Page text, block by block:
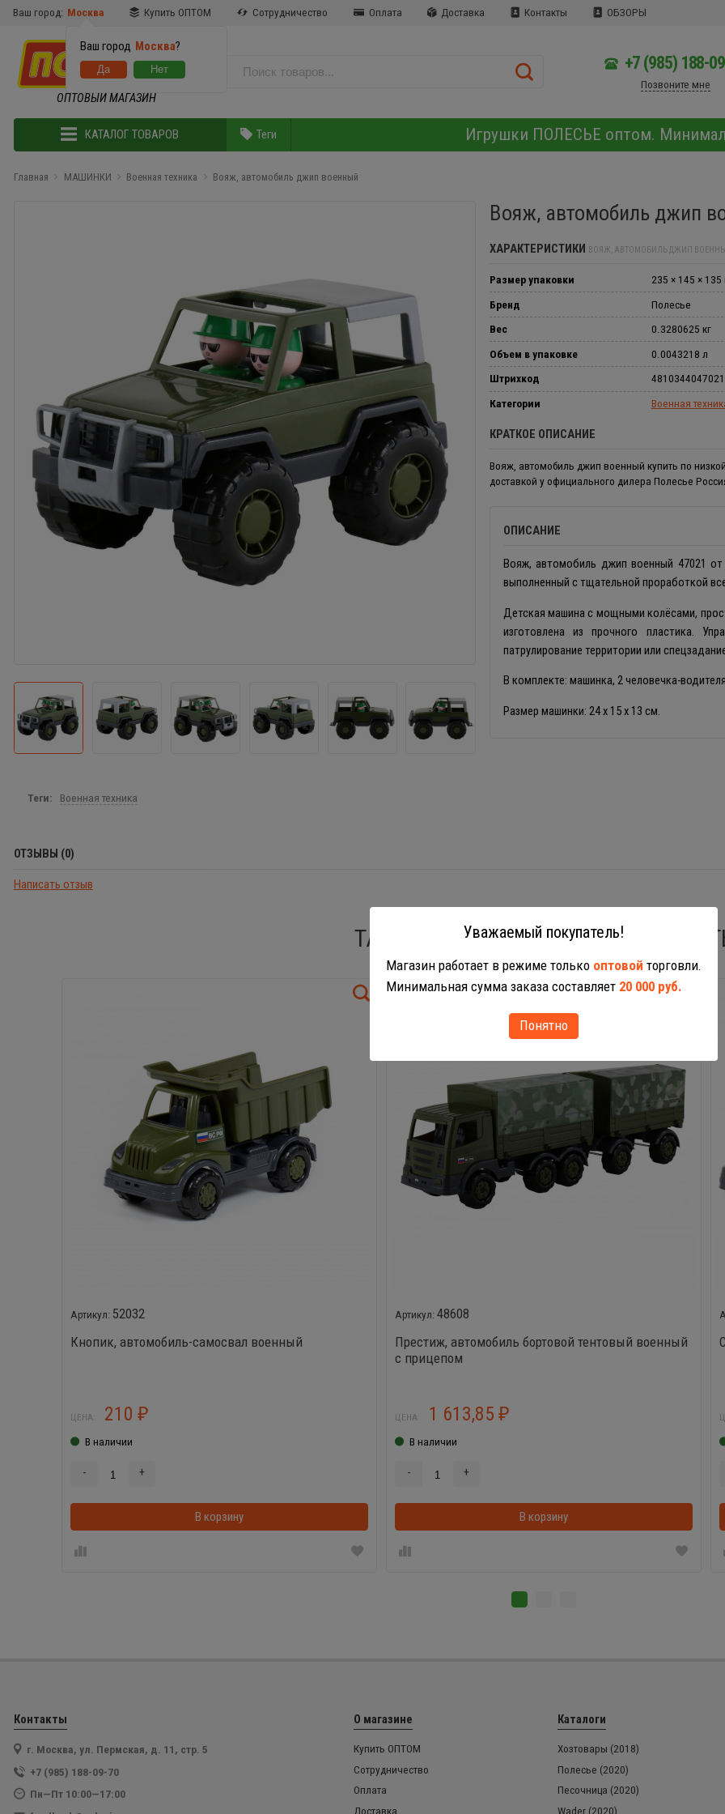
Ваш город: Москва
Ваш город Москва?
Купить ОПТОМ Сотрудничество Оплата Доставка Контакты ОБЗОРЫ
ОПТОВЫЙ МАГАЗИН
+7 (985) 188-
Позвоните мне
КАТАЛОГ ТОВАРОВ Теги Игрушки ПОЛЕСЬЕ оптом.
Главная МАШИНКИ Военная техника Вояж, автомобиль джип военный
Вояж, автомобиль джип
ХАРАКТЕРИСТИКИ ВОЯЖ, АВТОМОБИЛЬ ДЖИП
Размер упаковки
235 × 145 ×
Бренд
Полесье
Вес
0.3280625 кг
Объем в упаковке
0.0043218 л
Штрихкод
4810344047021
Категории
Военная
КРАТКОЕ ОПИСАНИЕ
Вояж, автомобиль джип военный купить по
доставкой у официального дилера Полесье
ОПИСАНИЕ
Вояж, автомобиль джип военный 47021
выполненный с тщательной проработкой
Детская машина с мощными колёсами,
изготовлена из прочного пластика.
патрулирование территории или
В комплекте: машинка, 2 человечка-
Размер машинки: 24 х 15 х 13 см.
Теги: Военная техника
ОТЗЫВЫ (0)
Написать отзыв
ТАКЖЕ ВАС МОГУТ
52032
Кнопик, автомобиль-самосвал военный
ЦЕНА: 210 ₽
В наличии
- +
В корзину В корзинке
48608
Престиж, автомобиль бортовой тентовый военный
с прицепом
ЦЕНА: 1 613,85 ₽
В наличии
- +
В корзину
Контакты
г. Москва, ул. Пермская, д. 11, стр. 5
+7 (985) 188-09-70
Пн—Пт 10:00—17:00
О магазине
Купить ОПТОМ
Сотрудничество
Оплата
Доставка
Каталоги
Хозтовары (2018)
Полесье (2020)
Песочница (2020)
Wader (2020)
Уважаемый покупатель!
Магазин работает в режиме только оптовой торговли.
Минимальная сумма заказа составляет 20 000 руб.
Понятно